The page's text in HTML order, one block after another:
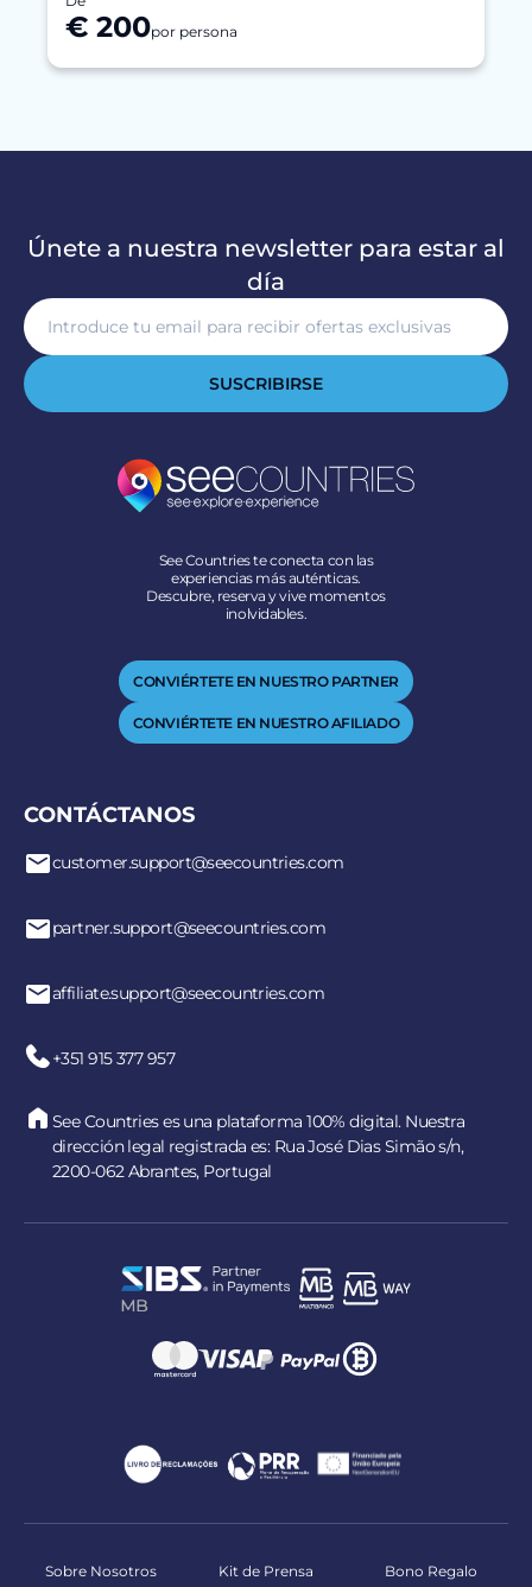
€ 200por persona
Únete a nuestra newsletter para estar al
día
SUSCRIBIRSE
See Countries te conecta con las
experiencias más auténticas.
Descubre, reserva y vive momentos
inolvidables.
CONVIÉRTETE EN NUESTRO PARTNER
CONVIÉRTETE EN NUESTRO AFILIADO
CONTÁCTANOS
customer.support@seecountries.com
partner.support@seecountries.com
affiliate.support@seecountries.com
+351 915 377 957
See Countries es una plataforma 100% digital. Nuestra
dirección legal registrada es: Rua José Dias Simão s/n,
2200-062 Abrantes, Portugal
Sobre Nosotros Kit de Prensa Bono Regalo